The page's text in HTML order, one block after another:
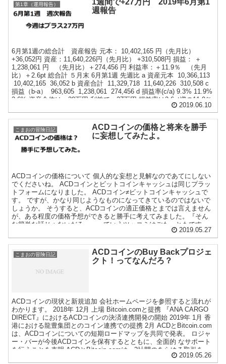
第1章（運用報告）
1週間で+27万円 2019年6月第1
週報告
6月第1週の総合計 資産報告 元本： 10,402,165 円（先月比）
+36,052円 資産：11,640,226円（先月比） +310,508円 損益： ＋
1,238,061 円 （先月比）＋274,456 円 利益率：＋11.9％ （先月
比）＋2.6pt 総合計 ５月末 6月第1週 先週比 a 資産元本 10,366,113
10,402,165 36,052 b 資産合計 11,329,718 11,640,226 310,508 c
損益（b-a） 963,605 1,238,061 274,456 d 損益率(c/a) 9.3% 11.9%
2.6% 資産全体は＋30万円 利益で＋27万円 損益率は2.6pt増の11.9％
となりました。 確定拠出年金（iDeco） 元本： 757,145 円（先月
比） ＋23,000円 資産： 709,549 円（先月比） 7,077 円 損益： -...
2019.06.10
こまおの冒険日記
ACDコインの価格と将来を勝手
に妄想してみたよ。
ACDコインの価格について 個人的な妄想と見解なのであてにしない
でくださいね。 ACDコインとビットコインキャッシュは同じプラッ
トフォームになりました。 ACDコイン≠ビットコインキャッシュで
す。 ですが、かなり同じようなものになってきているのではないで
しょうか。 そうすると、ACDコインの適正価格とまでは言えません
が、ある程度の価格予想ができると勝手に考えてみました。『そん
な簡単な話じゃないだろっ』っていうツッコミはごもっともです。
だから妄想なんです。 ACDコインは700円？ ビットコインキャッシ
ュとACDコインの比較です。 ビットコインキャッシュ 発行枚数
1700万枚。 価格 44,765円 時価総額 7610億500万円 ACDコイン
発行枚数 10億枚。 価格 761円？ 時価総額 7610億500万円 ビッ
トコインキャッシュは発行枚数1700万枚で現在44,765円です。
17,000,000枚×44,765円＝7,610億500万円 ...
2019.05.27
こまおの冒険日記
ACDコインのBuy Backプロジェ
クト！ってなんだろ？
ACDコインの現状と新規追加 会社ホームページを参照すると流れが
わかります。 2018年 12月 上場 Bitcoin.comと提携 『ANA CARGO
DIRECT』におけるACDコインの決済連携開発の開始 2019年 1月 香
港における龍豊集団とのコイン連携での提携 2月 ACDとBitcoin.com
は、ACDコインについての短期ロードマップを共同で発表。 ロジャ
ー・バーが今後ACDコインを保有するとともに、全面的 なサポート
を行うことを表明 ACDとBitcoin.comは、2社間のあらゆる取引を
ACDコインとビットコインキャッシュを利用していくことに合意
2019.05.26